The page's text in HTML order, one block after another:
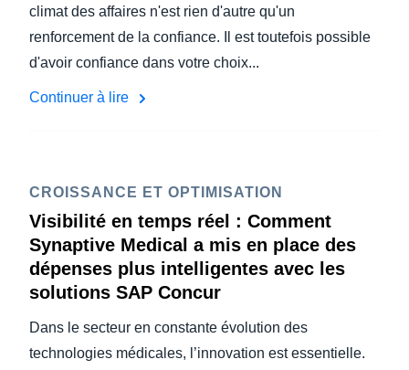
climat des affaires n'est rien d'autre qu'un
renforcement de la confiance. Il est toutefois possible
d'avoir confiance dans votre choix...
Continuer à lire
CROISSANCE ET OPTIMISATION
Visibilité en temps réel : Comment
Synaptive Medical a mis en place des
dépenses plus intelligentes avec les
solutions SAP Concur
Dans le secteur en constante évolution des
technologies médicales, l’innovation est essentielle.